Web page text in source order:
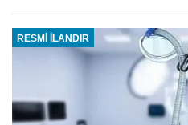
RESMİ İLANDIR